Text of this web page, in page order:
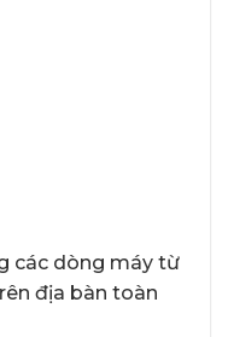
các dòng máy từ
địa bàn toàn